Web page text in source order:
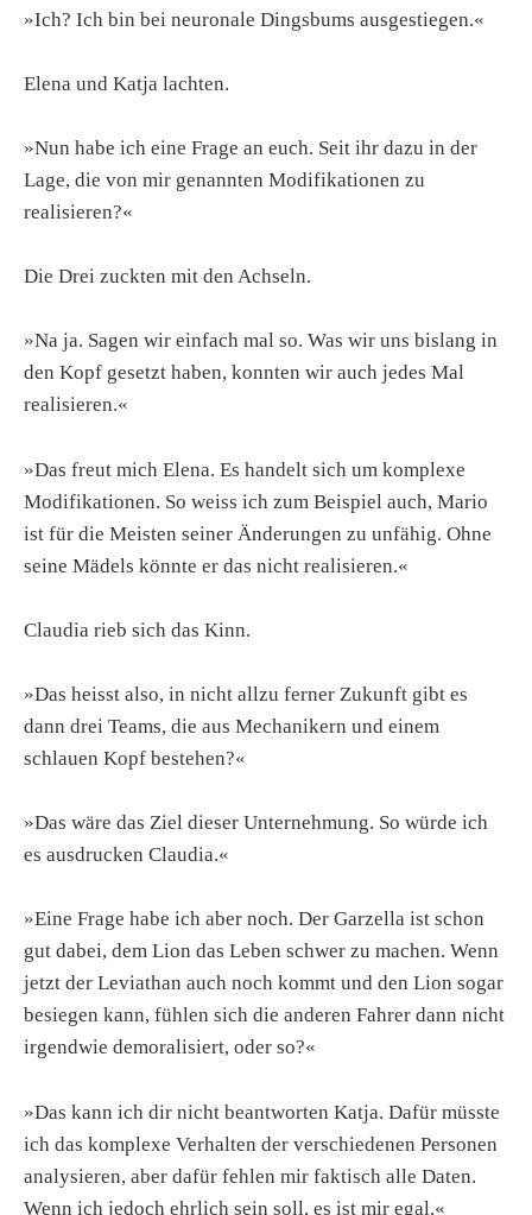
»Ich? Ich bin bei neuronale Dingsbums ausgestiegen.«
Elena und Katja lachten.
»Nun habe ich eine Frage an euch. Seit ihr dazu in der
Lage, die von mir genannten Modifikationen zu
realisieren?«
Die Drei zuckten mit den Achseln.
»Na ja. Sagen wir einfach mal so. Was wir uns bislang in
den Kopf gesetzt haben, konnten wir auch jedes Mal
realisieren.«
»Das freut mich Elena. Es handelt sich um komplexe
Modifikationen. So weiss ich zum Beispiel auch, Mario
ist für die Meisten seiner Änderungen zu unfähig. Ohne
seine Mädels könnte er das nicht realisieren.«
Claudia rieb sich das Kinn.
»Das heisst also, in nicht allzu ferner Zukunft gibt es
dann drei Teams, die aus Mechanikern und einem
schlauen Kopf bestehen?«
»Das wäre das Ziel dieser Unternehmung. So würde ich
es ausdrucken Claudia.«
»Eine Frage habe ich aber noch. Der Garzella ist schon
gut dabei, dem Lion das Leben schwer zu machen. Wenn
jetzt der Leviathan auch noch kommt und den Lion sogar
besiegen kann, fühlen sich die anderen Fahrer dann nicht
irgendwie demoralisiert, oder so?«
»Das kann ich dir nicht beantworten Katja. Dafür müsste
ich das komplexe Verhalten der verschiedenen Personen
analysieren, aber dafür fehlen mir faktisch alle Daten.
Wenn ich jedoch ehrlich sein soll, es ist mir egal.«